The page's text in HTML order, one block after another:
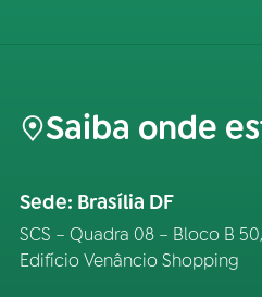
Saiba onde
Sede: Brasília DF
SCS – Quadra 08 – Bloco B
Edifício Venâncio Shopping